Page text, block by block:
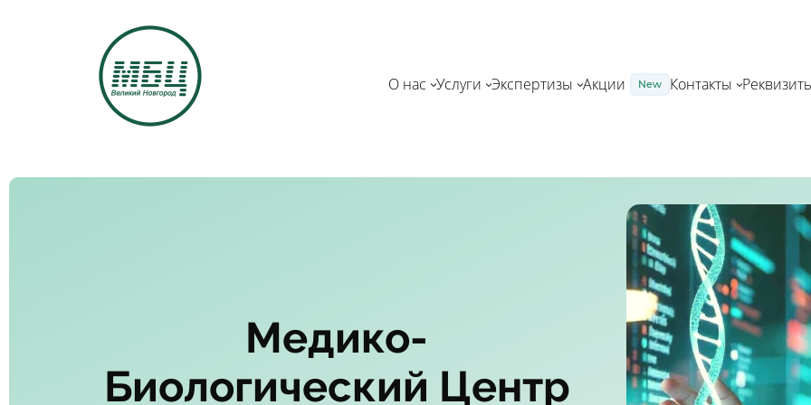
О нас Услуги Экспертизы Акции New Контакты
Медико-
Биологический Центр